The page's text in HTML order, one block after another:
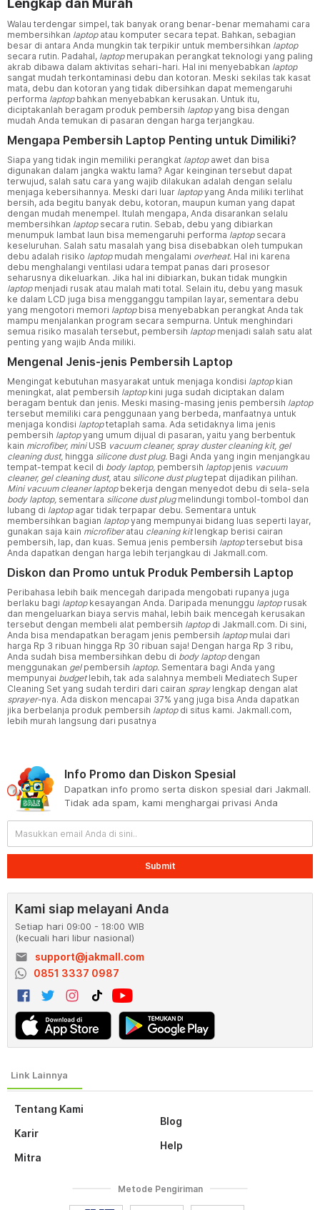
Walau terdengar simpel, tak banyak orang benar-benar memahami cara
membersihkan laptop atau komputer secara tepat. Bahkan, sebagian
besar di antara Anda mungkin tak terpikir untuk membersihkan laptop
secara rutin. Padahal, laptop merupakan perangkat teknologi yang paling
akrab dibawa dalam aktivitas sehari-hari. Hal ini menyebabkan laptop
sangat mudah terkontaminasi debu dan kotoran. Meski sekilas tak kasat
mata, debu dan kotoran yang tidak dibersihkan dapat memengaruhi
performa laptop bahkan menyebabkan kerusakan. Untuk itu,
diciptakanlah beragam produk pembersih laptopyang bisa dengan
mudah Anda temukan di pasaran dengan harga terjangkau.
Mengapa Pembersih Laptop Penting untuk Dimiliki?
Siapa yang tidak ingin memiliki perangkat laptop awet dan bisa
digunakan dalam jangka waktu lama? Agar keinginan tersebut dapat
terwujud, salah satu cara yang wajib dilakukan adalah dengan selalu
menjaga kebersihannya. Meski dari luar laptopyang Anda miliki terlihat
bersih, ada begitu banyak debu, kotoran, maupun kuman yang dapat
dengan mudah menempel. Itulah mengapa, Anda disarankan selalu
membersihkan laptop secara rutin. Sebab, debu yang dibiarkan
menumpuk lambat laun bisa memengaruhi performa laptop secara
keseluruhan. Salah satu masalah yang bisa disebabkan oleh tumpukan
debu adalah risiko laptop mudah mengalami overheat. Hal ini karena
debu menghalangi ventilasi udara tempat panas dari prosesor
seharusnya dikeluarkan. Jika hal ini dibiarkan, bukan tidak mungkin
laptop menjadi rusak atau malah mati total. Selain itu, debu yang masuk
ke dalam LCD juga bisa mengganggu tampilan layar, sementara debu
yang mengotori memori laptop bisa menyebabkan perangkat Anda tak
mampu menjalankan program secara sempurna. Untuk menghindari
semua risiko masalah tersebut, pembersih laptop menjadi salah satu alat
penting yang wajib Anda miliki.
Mengenal Jenis-jenis Pembersih Laptop
Mengingat kebutuhan masyarakat untuk menjaga kondisi laptop kian
meningkat, alat pembersih laptop kini juga sudah diciptakan dalam
beragam bentuk dan jenis. Meski masing-masing jenis pembersih laptop
tersebut memiliki cara penggunaan yang berbeda, manfaatnya untuk
menjaga kondisi laptoptetaplah sama. Ada setidaknya lima jenis
pembersih laptopyang umum dijual di pasaran, yaitu yang berbentuk
kain microfiber, mini USB vacuum cleaner, spray duster cleaning kit, gel
cleaning dust, hingga silicone dust plug. Bagi Anda yang ingin menjangkau
tempat-tempat kecil di body laptop, pembersih laptop jenis vacuum
cleaner, gel cleaning dust, atau silicone dust plugtepat dijadikan pilihan.
Mini vacuum cleaner laptop bekerja dengan menyedot debu di sela-sela
body laptop, sementara silicone dust plug melindungi tombol-tombol dan
lubang di laptop agar tidak terpapar debu. Sementara untuk
membersihkan bagian laptopyang mempunyai bidang luas seperti layar,
gunakan saja kain microfiberatau cleaning kitlengkap berisi cairan
pembersih, lap, dan kuas. Semua jenis pembersih laptoptersebut bisa
Anda dapatkan dengan harga lebih terjangkau di Jakmall.com.
Diskon dan Promo untuk Produk Pembersih Laptop
Peribahasa lebih baik mencegah daripada mengobati rupanya juga
berlaku bagi laptop kesayangan Anda. Daripada menunggu laptop rusak
dan mengeluarkan biaya servis mahal, lebih baik mencegah kerusakan
tersebut dengan membeli alat pembersih laptop di Jakmall.com. Di sini,
Anda bisa mendapatkan beragam jenis pembersih laptop mulai dari
harga Rp 3 ribuan hingga Rp 30 ribuan saja! Dengan harga Rp 3 ribu,
Anda sudah bisa membersihkan debu di body laptop dengan
menggunakan gel pembersih laptop. Sementara bagi Anda yang
mempunyai budgetlebih, tak ada salahnya membeli Mediatech Super
Cleaning Set yang sudah terdiri dari cairan spray lengkap dengan alat
sprayer-nya. Ada diskon mencapai 37% yang juga bisa Anda dapatkan
jika berbelanja produk pembersih laptop di situs kami. Jakmall.com,
lebih murah langsung dari pusatnya
Tentang Kami
Karir
Mitra
Blog
Help
Info Promo dan Diskon Spesial
Dapatkan info promo serta diskon spesial dari Jakmall.
Tidak ada spam, kami menghargai privasi Anda
Submit
Kami siap melayani Anda
Setiap hari 09:00 - 18:00 WIB
(kecuali hari libur nasional)
email
support@jakmall.com
0851 3337 0987
Metode Pengiriman